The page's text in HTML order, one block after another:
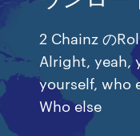
2 Chainz の
Alright, yeah,
yourself, who
Who else